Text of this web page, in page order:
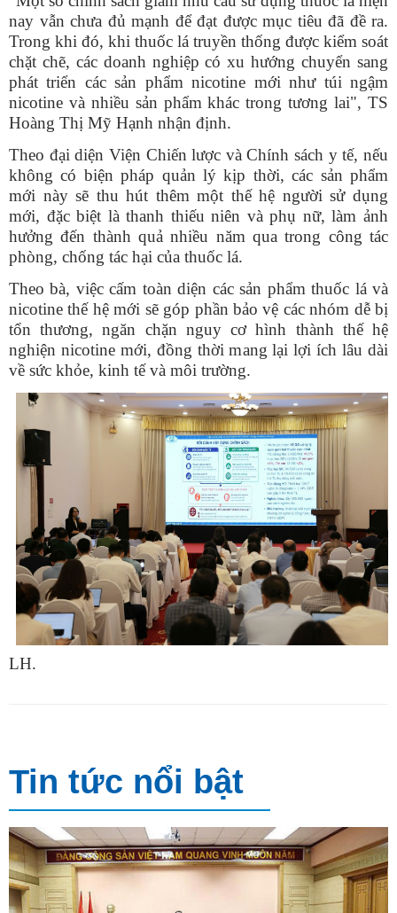
nay vẫn chưa đủ mạnh để đạt được mục tiêu đã đề ra.
Trong khi đó, khi thuốc lá truyền thống được kiểm soát
chặt chẽ, các doanh nghiệp có xu hướng chuyển sang
phát triển các sản phẩm nicotine mới như túi ngậm
nicotine và nhiều sản phẩm khác trong tương lai", TS
Hoàng Thị Mỹ Hạnh nhận định.
Theo đại diện Viện Chiến lược và Chính sách y tế, nếu
không có biện pháp quản lý kịp thời, các sản phẩm
mới này sẽ thu hút thêm một thế hệ người sử dụng
mới, đặc biệt là thanh thiếu niên và phụ nữ, làm ảnh
hưởng đến thành quả nhiều năm qua trong công tác
phòng, chống tác hại của thuốc lá.
Theo bà, việc cấm toàn diện các sản phẩm thuốc lá và
nicotine thế hệ mới sẽ góp phần bảo vệ các nhóm dễ bị
tổn thương, ngăn chặn nguy cơ hình thành thế hệ
nghiện nicotine mới, đồng thời mang lại lợi ích lâu dài
về sức khỏe, kinh tế và môi trường.
LH.
Tin tức nổi bật